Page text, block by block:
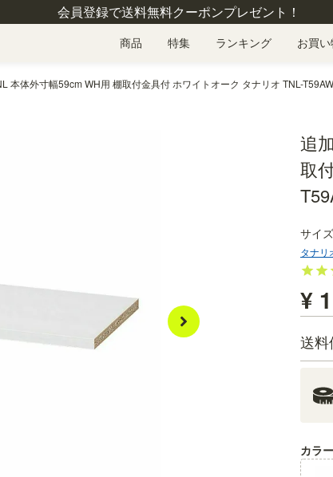
会員登録で送料無料クーポンプレゼント！
商品 特集 ランキング お買
本体外寸幅59cm WH用 棚取付金具付 ホワイトオーク タナリオ TNL-
追
取
タナリ
¥
送料
カラー